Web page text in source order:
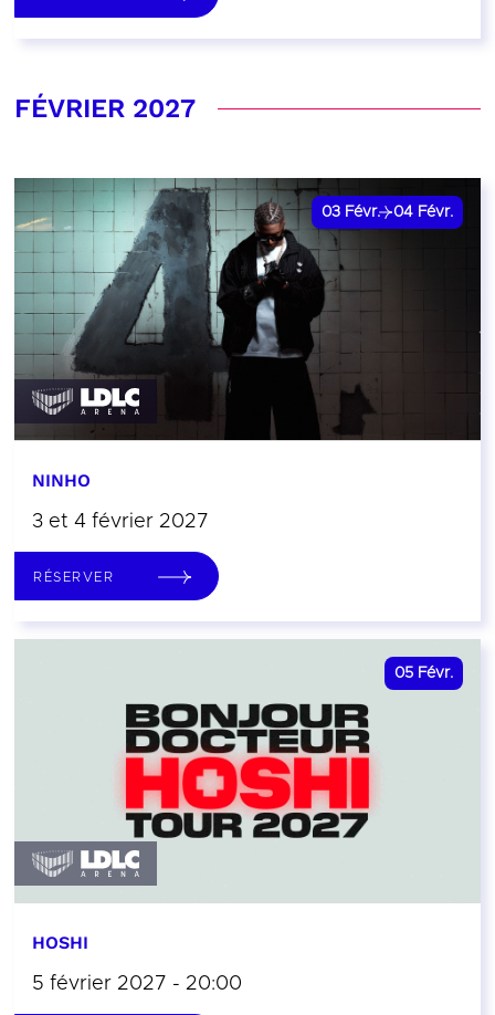
FÉVRIER 2027
03 Févr. 04 Févr.
NINHO
3 et 4 février 2027
RÉSERVER
05 Févr.
HOSHI
5 février 2027 - 20:00